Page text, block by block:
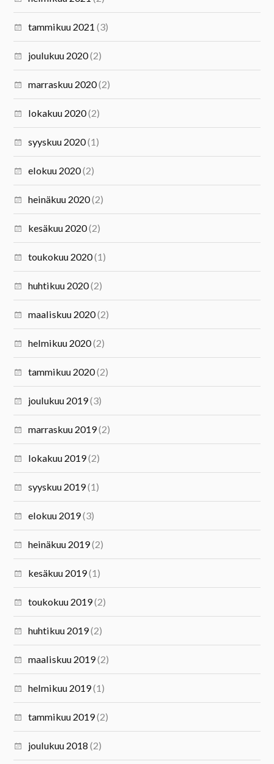
tammikuu 2021 (3)
joulukuu 2020(2)
marraskuu 2020(2)
lokakuu 2020(2)
syyskuu 2020(1)
elokuu 2020(2)
heinäkuu 2020(2)
kesäkuu 2020(2)
toukokuu 2020(1)
huhtikuu 2020(2)
maaliskuu 2020(2)
helmikuu 2020(2)
tammikuu 2020(2)
joulukuu 2019(3)
marraskuu 2019(2)
lokakuu 2019(2)
syyskuu 2019(1)
elokuu 2019(3)
heinäkuu 2019(2)
kesäkuu 2019(1)
toukokuu 2019(2)
huhtikuu 2019(2)
maaliskuu 2019(2)
helmikuu 2019(1)
tammikuu 2019(2)
joulukuu 2018 (2)